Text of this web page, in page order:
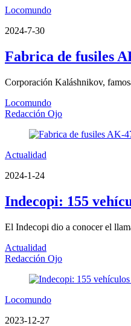
Locomundo
2024-7-30
Fabrica de fusiles
Corporación Kaláshnikov,
Locomundo
Redacción Ojo
Actualidad
2024-1-24
Indecopi: 155
El Indecopi dio a conocer el
Actualidad
Redacción Ojo
Locomundo
2023-12-27